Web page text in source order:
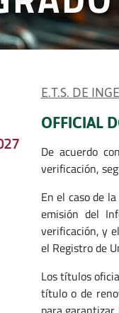
E.T.S. DE
OFFICIAL
De acuerdo
verificación,
En el caso de
emisión del
verificación, y
el Registro de
Los títulos
título o de